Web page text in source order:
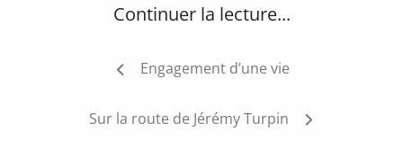
Continuer la lecture...
Navigation
l’article
Engagement d’une vie
Sur la route de Jérémy Turpin